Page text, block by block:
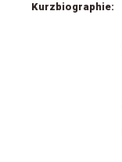
Kurzbiographie: